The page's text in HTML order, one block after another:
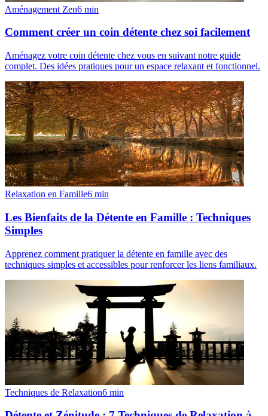
Aménagement Zen6 min
Comment créer un coin détente chez soi facilement
Aménagez votre coin détente chez vous en suivant notre guide
complet. Des idées pratiques pour un espace relaxant et fonctionnel.
Relaxation en Famille6 min
Les Bienfaits de la Détente en Famille : Techniques
Simples
Apprenez comment pratiquer la détente en famille avec des
techniques simples et accessibles pour renforcer les liens familiaux.
Techniques de Relaxation6 min